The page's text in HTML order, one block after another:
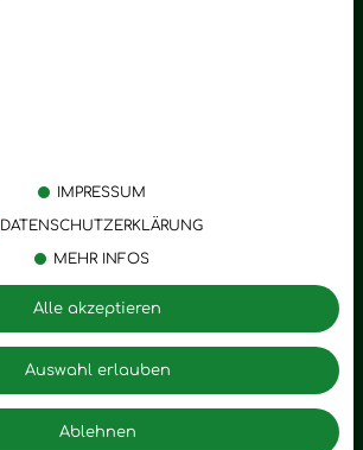
IMPRESSUM
DATENSCHUTZERKLÄRUNG
MEHR INFOS
Ablehnen
Auswahl erlauben
Alle akzeptieren
Stress
Entspannung
Trauer
Romantik
Motivation
Seelischer Schlag